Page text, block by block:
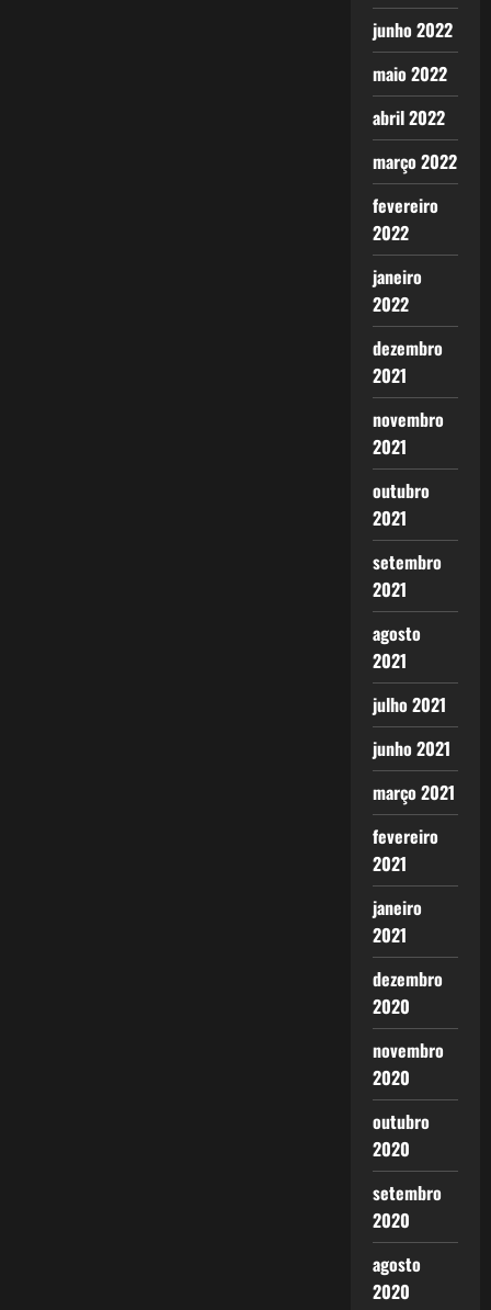
junho 2022
maio 2022
abril 2022
março 2022
fevereiro
2022
janeiro
2022
dezembro
2021
novembro
2021
outubro
2021
setembro
2021
agosto
2021
julho 2021
junho 2021
março 2021
fevereiro
2021
janeiro
2021
dezembro
2020
novembro
2020
outubro
2020
setembro
2020
agosto
2020